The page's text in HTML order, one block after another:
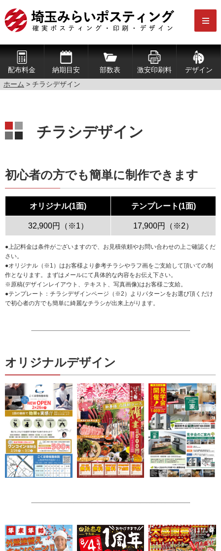
配布料金 納期目安 部数表 激安印刷料
デザイン
ホーム > チラシデザイン
チラシデザイン
初心者の方でも簡単に制作できます
オリジナル(1面) テンプレート(1面)
32,900円（※1） 17,900円（※2）
●上記料金は条件がございますので、お見積依頼やお問い合わせの上ご確認くだ
さい。
●オリジナル（※1）はお客様より参考チラシやラフ画をご支給して頂いての制
作となります。まずはメールにて具体的な内容をお伝え下さい。
※原稿(デザインレイアウト、テキスト、写真画像)はお客様ご支給。
●テンプレート： チラシデザインページ （※2）よりパターンをお選び頂くだけ
で初心者の方でも簡単に綺麗なチラシが出来上がります。
オリジナルデザイン